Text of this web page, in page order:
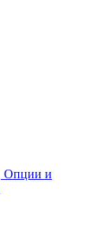
Опции и